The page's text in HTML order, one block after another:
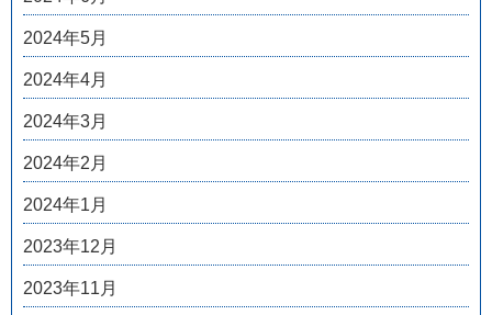
2024年5月
2024年4月
2024年3月
2024年2月
2024年1月
2023年12月
2023年11月